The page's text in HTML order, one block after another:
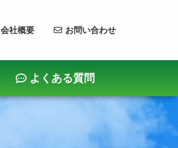
会社概要 お問い合わせ
よくある質問